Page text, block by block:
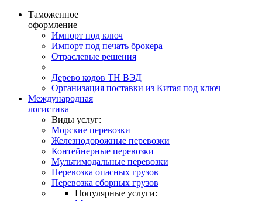
Таможенное
оформление
Импорт под ключ
Импорт под печать брокера
Отраслевые решения
Дерево кодов ТН ВЭД
Организация поставки из Китая под ключ
Международная
логистика
Виды услуг:
Морские перевозки
Железнодорожные перевозки
Контейнерные перевозки
Мультимодальные перевозки
Перевозка опасных грузов
Перевозка сборных грузов
Популярные услуги: